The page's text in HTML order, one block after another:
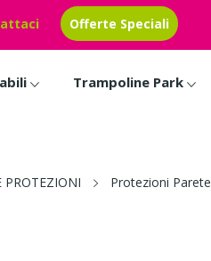
Offerte Speciali
Trampoline Park
PROTEZIONI Protezioni Parete